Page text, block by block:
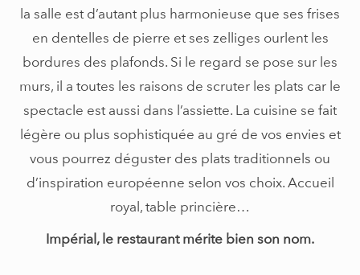
la salle est d’autant plus harmonieuse que ses frises
en dentelles de pierre et ses zelliges ourlent les
bordures des plafonds. Si le regard se pose sur les
murs, il a toutes les raisons de scruter les plats car le
spectacle est aussi dans l’assiette. La cuisine se fait
légère ou plus sophistiquée au gré de vos envies et
vous pourrez déguster des plats traditionnels ou
d’inspiration européenne selon vos choix. Accueil
royal, table princière…
Impérial, le restaurant mérite bien son nom.